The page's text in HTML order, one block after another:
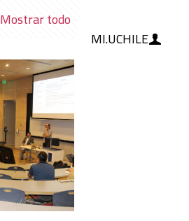
MI.UCHILE
Mostrar todo